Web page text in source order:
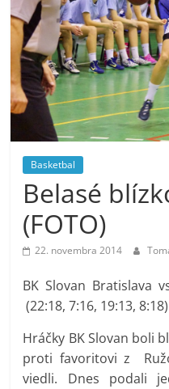
Basketbal
Belasé
(FOTO)
22. novembra 2014
BK Slovan Bratislava
(22:18, 7:16, 19:13, 8:18)
Hráčky BK Slovan boli
proti favoritovi z
viedli. Dnes podali